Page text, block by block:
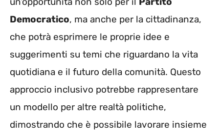
Democratico, ma anche per la cittadinanza,
che potrà esprimere le proprie idee e
suggerimenti su temi che riguardano la vita
quotidiana e il futuro della comunità. Questo
approccio inclusivo potrebbe rappresentare
un modello per altre realtà politiche,
dimostrando che è possibile lavorare insieme